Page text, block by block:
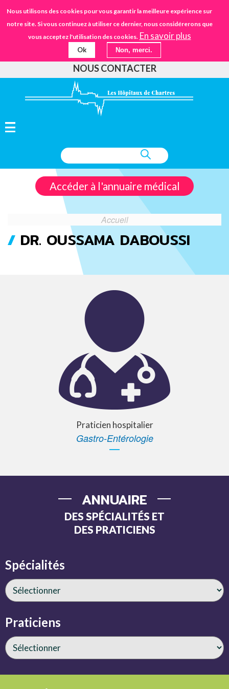
Nous utilisons des cookies pour vous garantir la meilleure expérience sur
notre site. Si vous continuez à utiliser ce dernier, nous considérerons que
vous acceptez l'utilisation des cookies. En savoir plus
Ok Non, merci.
Aller
au
contenu
principal
URGENCES STANDARD
02.37.30.30.30
IFSANTÉ CHARTRES
EHPAD
FAIRE UN DON
NOUS CONTACTER
Accéder à l'annuaire médical
Accueil
DR. OUSSAMA DABOUSSI
Praticien hospitalier
Gastro-Entérologie
ANNUAIRE
DES SPÉCIALITÉS ET
DES PRATICIENS
Spécialités
Praticiens